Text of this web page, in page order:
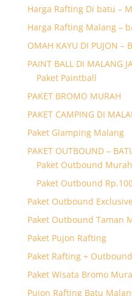
Harga Rafting Di batu –
Harga Rafting Malang –
OMAH KAYU DI PUJON –
PAINT BALL DI MALANG
Paket Paintball
PAKET BROMO MURAH
PAKET CAMPING DI
Paket Glamping Malang
PAKET OUTBOUND –
Paket Outbound
Paket Outbound
Paket Outbound Exclusive
Paket Outbound Taman
Paket Pujon Rafting
Paket Rafting + Outbound
Paket Wisata Bromo
Pujon Rafting Batu